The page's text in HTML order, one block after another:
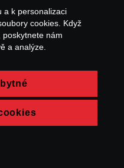
a k personalizaci
cookies. Když
poskytnete nám
a analýze.